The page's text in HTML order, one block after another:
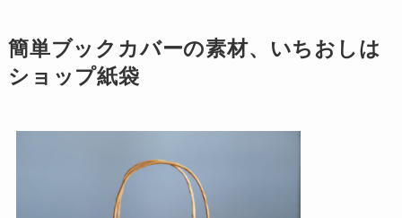
簡単ブックカバーの素材、いちおしは
ショップ紙袋